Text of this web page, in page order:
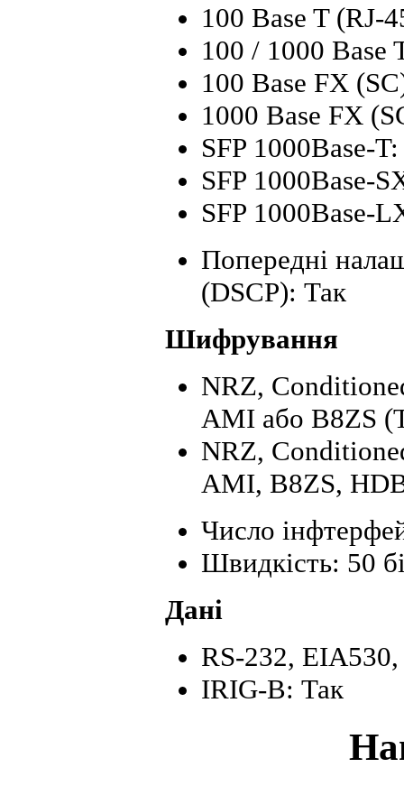
100 Base T (RJ-
100 / 1000 Base
100 Base FX
1000 Base FX
SFP 1000Base-
SFP 1000Base-
SFP 1000Base-
Попередні
(DSCP): Так
Шифрування
NRZ,
AMI або B8ZS
NRZ,
AMI, B8ZS,
Число
Швидкість: 50
Дані
RS-232,
IRIG-B: Так